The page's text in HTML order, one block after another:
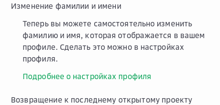
Изменение фамилии и имени
Теперь вы можете самостоятельно изменить
фамилию и имя, которая отображается в вашем
профиле. Сделать это можно в настройках
профиля.
Подробнее о настройках профиля
Возвращение к последнему открытому проекту